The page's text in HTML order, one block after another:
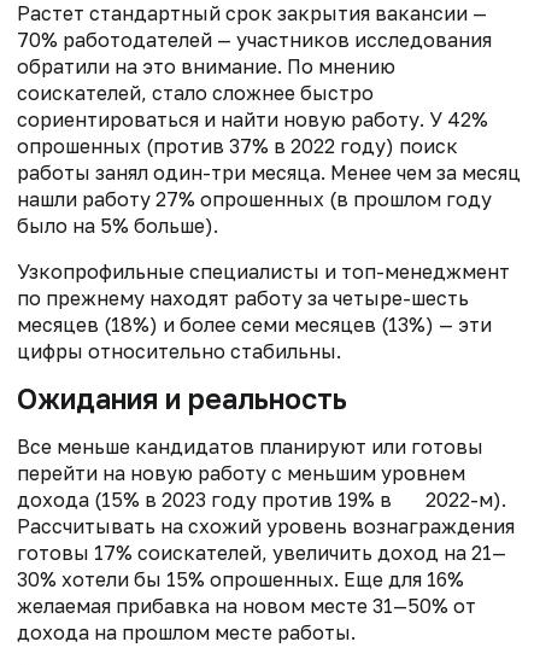
Растет стандартный срок закрытия вакансии —
70% работодателей — участников исследования
обратили на это внимание. По мнению
соискателей, стало сложнее быстро
сориентироваться и найти новую работу. У 42%
опрошенных (против 37% в 2022 году) поиск
работы занял один-три месяца. Менее чем за месяц
нашли работу 27% опрошенных (в прошлом году
было на 5% больше).
Узкопрофильные специалисты и топ-менеджмент
по прежнему находят работу за четыре-шесть
месяцев (18%) и более семи месяцев (13%) — эти
цифры относительно стабильны.
Ожидания и реальность
Все меньше кандидатов планируют или готовы
перейти на новую работу с меньшим уровнем
дохода (15% в 2023 году против 19% в 2022-м).
Рассчитывать на схожий уровень вознаграждения
готовы 17% соискателей, увеличить доход на 21—
30% хотели бы 15% опрошенных. Еще для 16%
желаемая прибавка на новом месте 31—50% от
дохода на прошлом месте работы.